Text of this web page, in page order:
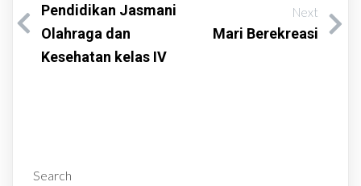
Pendidikan Jasmani
Olahraga dan
Kesehatan kelas IV
Next
Mari Berekreasi
Search